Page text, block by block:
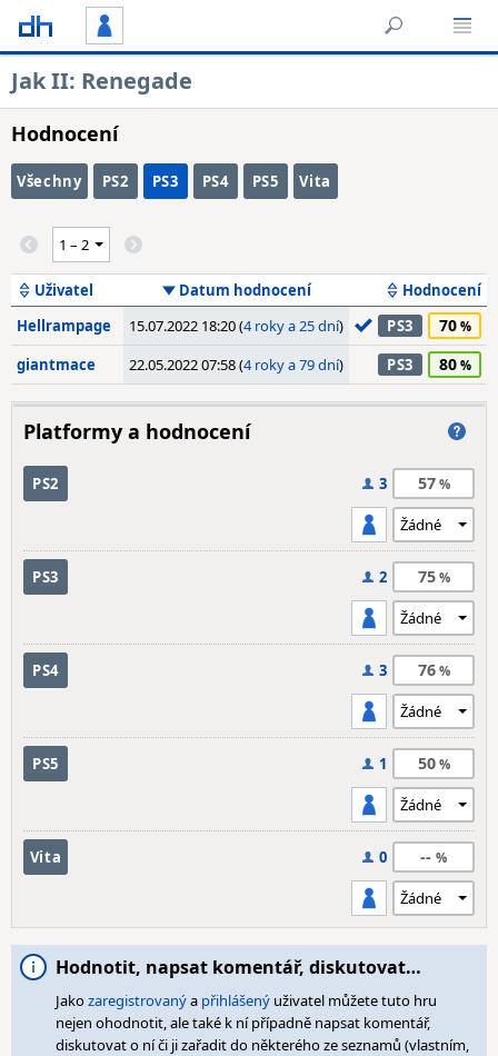
Jak II: Renegade
Hodnocení
Všechny PS2 PS3 PS4 PS5 Vita
Uživatel Datum hodnocení
Hodnocení
Hellrampage
15.07.2022 18:20 (4 roky a 25 dní) PS3 70
giantmace 22.05.2022 07:58 (4 roky a 79 dní) PS3 80
Platformy a hodnocení
PS2 3 57
PS3 2 75
PS4 3 76
PS5 1 50
Vita 0 --
Hodnotit, napsat komentář, diskutovat…
Jakozaregistrovanýa přihlášený uživatel můžete tuto hru
nejen ohodnotit, ale také k ní případně napsat komentář,
diskutovat o ní či ji zařadit do některého ze seznamů (vlastním,